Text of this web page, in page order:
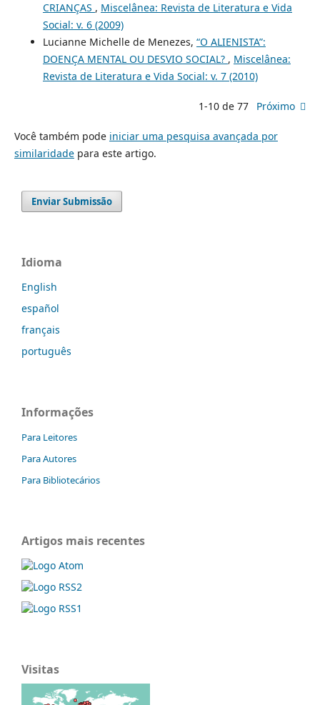
CRIANÇAS , Miscelânea: Revista de Literatura e Vida
Social: v. 6 (2009)
Lucianne Michelle de Menezes, “O ALIENISTA”:
DOENÇA MENTAL OU DESVIO SOCIAL? , Miscelânea:
Revista de Literatura e Vida Social: v. 7 (2010)
1-10 de 77 Próximo
Você também pode iniciar uma pesquisa avançada por
similaridadepara este artigo.
Enviar Submissão
Idioma
English
español
français
português
Informações
Para Leitores
Para Autores
Para Bibliotecários
Artigos mais recentes
Visitas